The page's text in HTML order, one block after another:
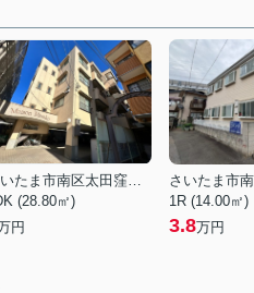
さいたま市南区太田窪５丁目
(28.80㎡)
円
1R (14.00㎡)
3.8万円